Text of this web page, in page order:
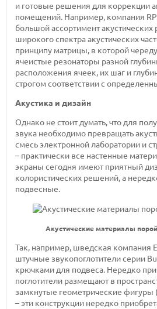
и готовые решения для коррекции
помещений. Например, компания
большой ассортимент акустических
широкого спектра акустических
принципу матрицы, в которой
ячеистые резонаторы разной
расположения ячеек, их шаг и
строгом соответствии с
Акустика и дизайн
Однако не стоит думать, что для
звука необходимо превращать
смесь электронной лаборатории и
– практически все настенные
экраны сегодня имеют приятный
колористических решений, а
подвесные.
Акустические материалы
Так, например, шведская компания
штучные звукопоглотители серии
крючками для подвеса. Нередко
поглотители размещают в
замкнутые геометрические фигуры
– эти конструкции нередко